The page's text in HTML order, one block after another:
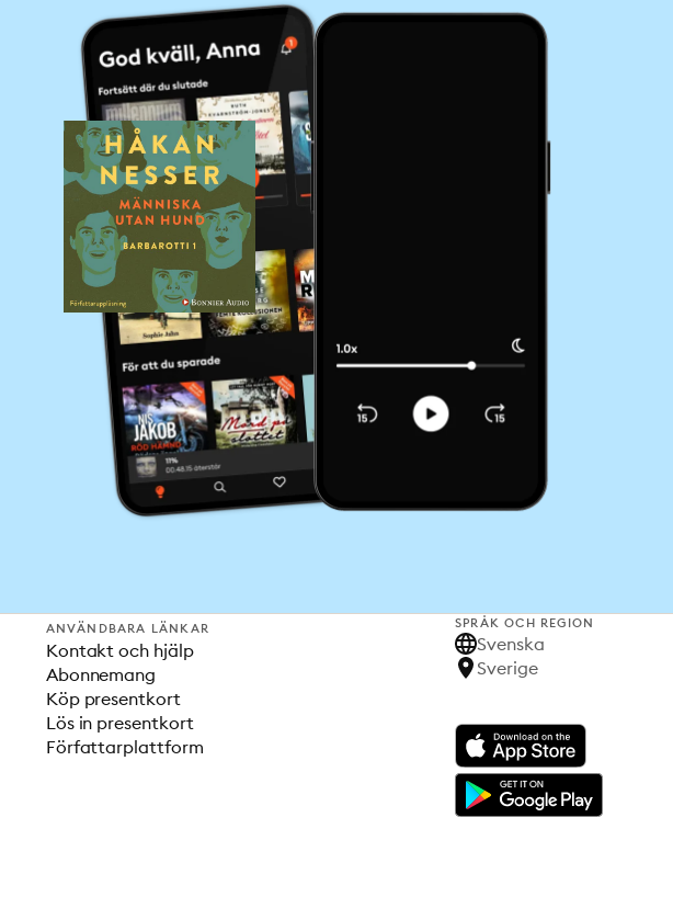
ANVÄNDBARA LÄNKAR
Kontakt och hjälp
Abonnemang
Köp presentkort
Lös in presentkort
Författarplattform
SPRÅK OCH REGION
Svenska
Sverige